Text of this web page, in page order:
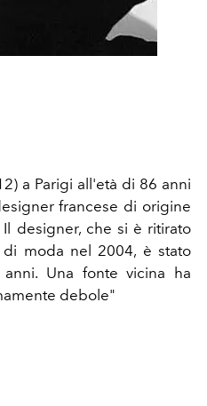
a Parigi all'età di 86 anni
francese di origine
designer, che si è ritirato
moda nel 2004, è stato
Una fonte vicina ha
debole"